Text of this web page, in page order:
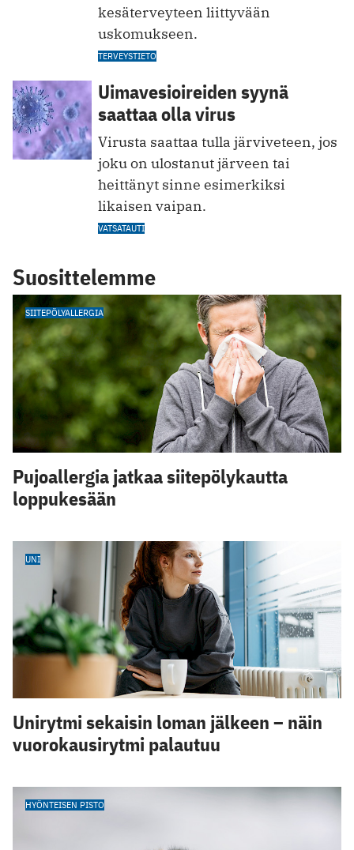
kesäterveyteen liittyvään
uskomukseen.
TERVEYSTIETO
Uimavesioireiden syynä
saattaa olla virus
Virusta saattaa tulla järviveteen, jos
joku on ulostanut järveen tai
heittänyt sinne esimerkiksi
likaisen vaipan.
VATSATAUTI
Suosittelemme
SIITEPÖLYALLERGIA
Pujoallergia jatkaa siitepölykautta
loppukesään
UNI
Unirytmi sekaisin loman jälkeen – näin
vuorokausirytmi palautuu
HYÖNTEISEN PISTO